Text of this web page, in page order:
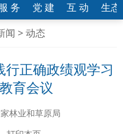
务 党 建 互 动
生
闻 >动态
正确政绩观学习
育会议
林业和草原局